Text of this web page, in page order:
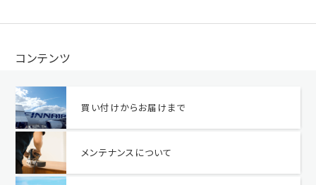
コンテンツ
買い付けからお届けまで
メンテナンスについて